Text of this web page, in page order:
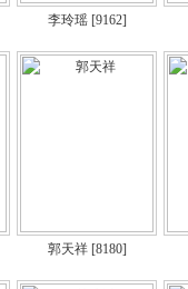
李玲瑶[9162]
郭天祥[8180]